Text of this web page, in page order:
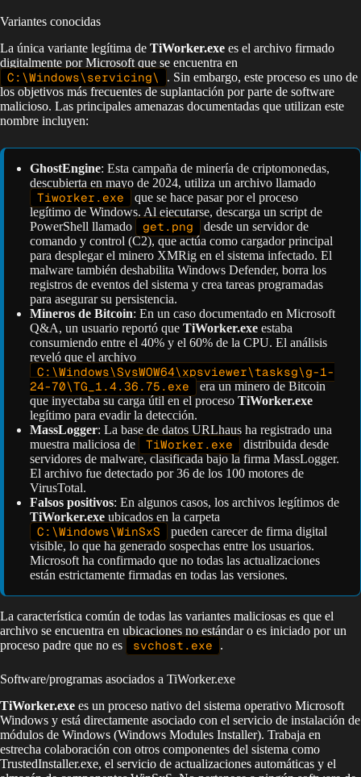
Variantes conocidas
La única variante legítima de TiWorker.exe es el archivo firmado
digitalmente por Microsoft que se encuentra en
C:\Windows\servicing\
. Sin embargo, este proceso es uno de
los objetivos más frecuentes de suplantación por parte de software
malicioso. Las principales amenazas documentadas que utilizan este
nombre incluyen:
GhostEngine: Esta campaña de minería de criptomonedas,
descubierta en mayo de 2024, utiliza un archivo llamado
Tiworker.exe
que se hace pasar por el proceso
legítimo de Windows. Al ejecutarse, descarga un script de
PowerShell llamado
get.png
desde un servidor de
comando y control (C2), que actúa como cargador principal
para desplegar el minero XMRig en el sistema infectado. El
malware también deshabilita Windows Defender, borra los
registros de eventos del sistema y crea tareas programadas
para asegurar su persistencia.
Mineros de Bitcoin: En un caso documentado en Microsoft
Q&A, un usuario reportó que TiWorker.exe estaba
consumiendo entre el 40% y el 60% de la CPU. El análisis
reveló que el archivo
C:\Windows\SysWOW64\xpsviewer\tasksg\g-1-
24-70\TG_1.4.36.75.exe era un minero de Bitcoin
que inyectaba su carga útil en el proceso TiWorker.exe
legítimo para evadir la detección.
MassLogger: La base de datos URLhaus ha registrado una
muestra maliciosa de
TiWorker.exe
distribuida desde
servidores de malware, clasificada bajo la firma MassLogger.
El archivo fue detectado por 36 de los 100 motores de
VirusTotal.
Falsos positivos: En algunos casos, los archivos legítimos de
TiWorker.exe ubicados en la carpeta
C:\Windows\WinSxS
pueden carecer de firma digital
visible, lo que ha generado sospechas entre los usuarios.
Microsoft ha confirmado que no todas las actualizaciones
están estrictamente firmadas en todas las versiones.
La característica común de todas las variantes maliciosas es que el
archivo se encuentra en ubicaciones no estándar o es iniciado por un
proceso padre que no es
svchost.exe .
Software/programas asociados a TiWorker.exe
TiWorker.exe es un proceso nativo del sistema operativo Microsoft
Windows y está directamente asociado con el servicio de instalación de
módulos de Windows (Windows Modules Installer). Trabaja en
estrecha colaboración con otros componentes del sistema como
TrustedInstaller.exe, el servicio de actualizaciones automáticas y el